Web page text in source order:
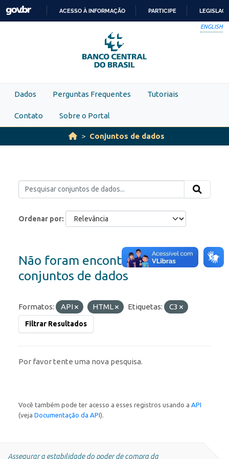
Skip to main content
PARA
O
CONTEÚDO
ACESSO À INFORMAÇÃO PARTICIPE
ENGLISH
Dados Perguntas Frequentes Tutoriais
Contato Sobre o Portal
Conjuntos de dados
Ordenar por
Não foram encontrados
conjuntos de dados
Formatos: API HTML Etiquetas: C3
Filtrar Resultados
Por favor tente uma nova pesquisa.
Você também pode ter acesso a esses registros usando a API
(veja Documentação da API).
Assegurar a estabilidade do poder de compra da